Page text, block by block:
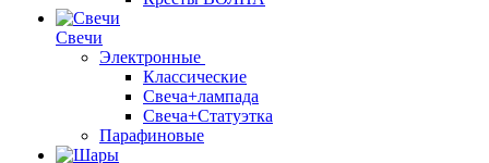
Свечи
Электронные
Классические
Свеча+лампада
Свеча+Статуэтка
Парафиновые